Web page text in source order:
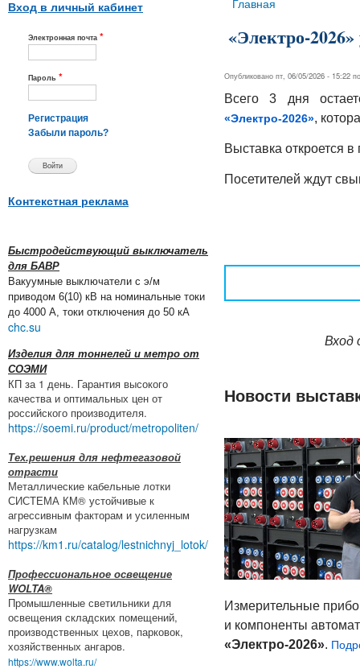
Вход в личный кабинет
Электронная почта *
Пароль *
Регистрация
Забыли пароль?
Контекстная реклама
Быстродействующий выключатель
для БАВР
Вакуумные выключатели с э/м
приводом 6(10) кВ на номинальные токи
до 4000 А, токи отключения до 50 кА
chc.su
Изделия для тоннелей и метро от
СОЭМИ
КП за 1 день. Гарантия высокого
качества и оптимальных цен от
российского производителя.
https://soemi.ru/product/metropoliten/
Тех.решения для нефтегазовой
отрасти
Металлические кабельные лотки
СИСТЕМА КМ® устойчивые к
агрессивным факторам и усиленным
нагрузкам
https://km1.ru/catalog/lestnichnyj_lotok/
Профессиональное освещение
WOLTA®
Промышленные светильники для
освещения складских помещений,
производственных цехов, парковок,
хозяйственных ангаров.
https://www.wolta.ru/
Вы здесь
Главная
«Электро-
Опубликовано пт, 06/05/2026 - 15:22
Всего 3 дня
«Электро-2026»,
Выставка откроется
Посетителей ждут
Вход
Новости
Измерительные
и компоненты
«Электро-​2026».